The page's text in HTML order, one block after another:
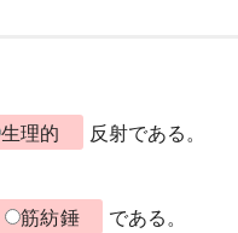
生理的
反射である。
筋紡錘 である。